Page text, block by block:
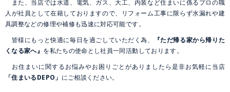
また、当店では水道、電気、ガス、大工、内装など住まいに係るプロの職
人が社員として在籍しておりますので、リフォーム工事に限らず水漏れや建
具調整などの修理や補修も迅速に対応可能です。
皆様にもっと快適に毎日を過ごしていただく為、
『ただ帰る家から帰りた
くなる家へ』 を私たちの使命とし社員一同活動しております。
お住まいに関するお悩みやお困りごとがありましたら是非お気軽に当店
「住まいるDEPO」 にご相談ください。